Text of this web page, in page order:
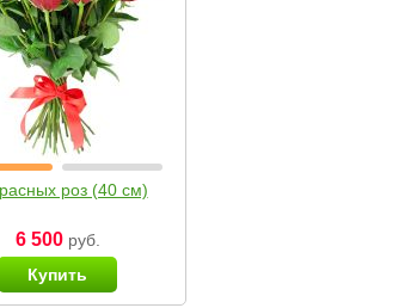
роз (40 см)
6 500руб.
Купить